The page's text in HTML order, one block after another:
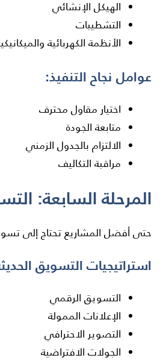
الهيكل الإنشائي
التشطيبات
الأنظمة الكهربائية
عوامل نجاح التنفيذ:
اختيار مقاول محترف
متابعة الجودة
الالتزام بالجدول الزمني
مراقبة التكاليف
المرحلة السابعة:
حتى أفضل المشاريع تحتاج إلى
استراتيجيات التسويق
التسويق الرقمي
الإعلانات الممولة
التصوير الاحترافي
الجولات الافتراضية